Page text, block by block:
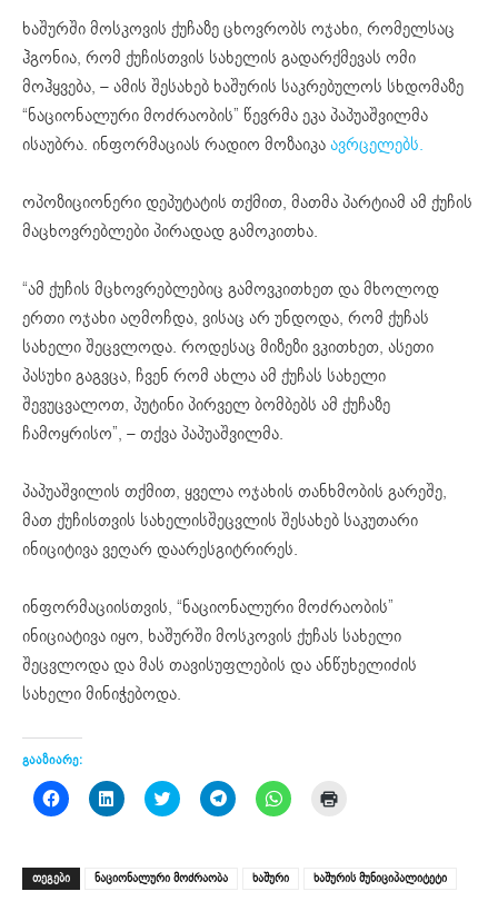
ხაშურში მოსკოვის ქუჩაზე ცხოვრობს ოჯახი, რომელსაც
ჰგონია, რომ ქუჩისთვის სახელის გადარქმევას ომი
მოჰყვება, – ამის შესახებ ხაშურის საკრებულოს სხდომაზე
“ნაციონალური მოძრაობის” წევრმა ეკა პაპუაშვილმა
ისაუბრა. ინფორმაციას რადიო მოზაიკაავრცელებს.
ოპოზიციონერი დეპუტატის თქმით, მათმა პარტიამ ამ ქუჩის
მაცხოვრებლები პირადად გამოკითხა.
“ამ ქუჩის მცხოვრებლებიც გამოვკითხეთ და მხოლოდ
ერთი ოჯახი აღმოჩდა, ვისაც არ უნდოდა, რომ ქუჩას
სახელი შეცვლოდა. როდესაც მიზეზი ვკითხეთ, ასეთი
პასუხი გაგვცა, ჩვენ რომ ახლა ამ ქუჩას სახელი
შევუცვალოთ, პუტინი პირველ ბომბებს ამ ქუჩაზე
ჩამოყრისო”, – თქვა პაპუაშვილმა.
პაპუაშვილის თქმით, ყველა ოჯახის თანხმობის გარეშე,
მათ ქუჩისთვის სახელისშეცვლის შესახებ საკუთარი
ინიციტივა ვეღარ დაარესგიტრირეს.
ინფორმაციისთვის, “ნაციონალური მოძრაობის”
ინიციატივა იყო, ხაშურში მოსკოვის ქუჩას სახელი
შეცვლოდა და მას თავისუფლების და ანწუხელიძის
სახელი მინიჭებოდა.
გააზიარე:
Click
to
(Opens
in
new
Click
to
(Opens
in
Click
to
(Opens
in
Click
to
(Opens
Click
to
(Opens
in
new
window)
ᲗᲔᲒᲔᲑᲘ ნაციონალური მოძრაობა ხაშური ხაშურის მუნიციპალიტეტი